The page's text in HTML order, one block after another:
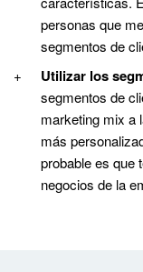
personas que
segmentos de
Utilizar los
segmentos de
marketing mix a
más
probable es que
negocios de la